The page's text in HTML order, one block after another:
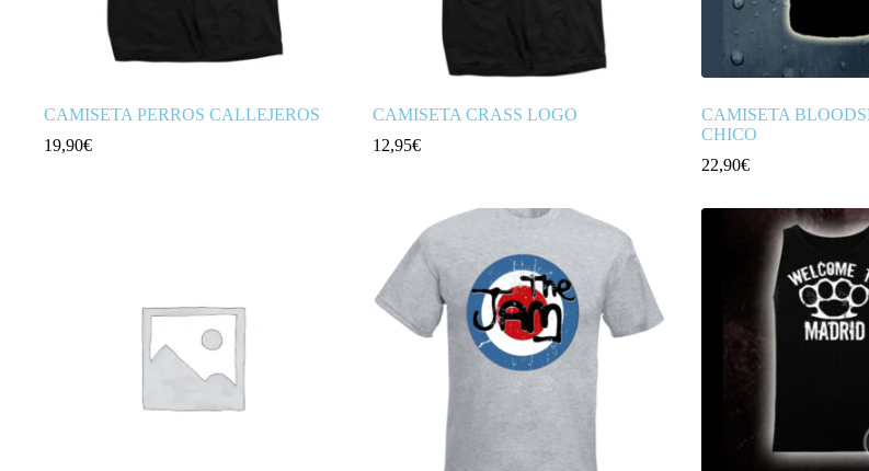
CAMISETA PERROS CALLEJEROS
19,90€
CAMISETA CRASS LOGO
12,95€
CAMISETA
CHICO
22,90€